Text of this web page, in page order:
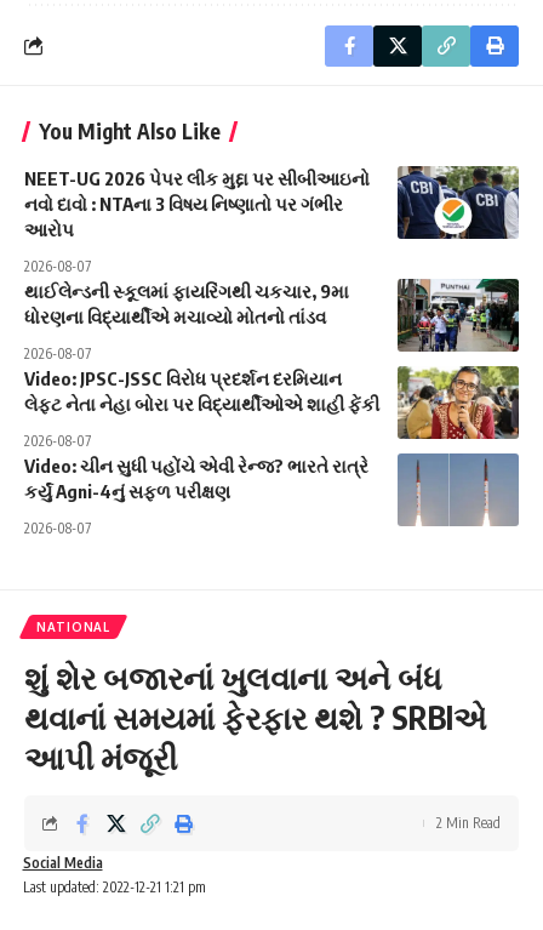
You Might Also Like
NEET-UG 2026 પેપર લીક મુદ્દા પર સીબીઆઇનો
નવો દાવો : NTAના 3 વિષય નિષ્ણાતો પર ગંભીર
આરોપ
2026-08-07
થાઈલેન્ડની સ્કૂલમાં ફાયરિંગથી ચકચાર, 9મા
ધોરણના વિદ્યાર્થીએ મચાવ્યો મોતનો તાંડવ
2026-08-07
Video: JPSC-JSSC વિરોધ પ્રદર્શન દરમિયાન
લેફ્ટ નેતા નેહા બોરા પર વિદ્યાર્થીઓએ શાહી ફેંકી
2026-08-07
Video: ચીન સુધી પહોંચે એવી રેન્જ? ભારતે રાત્રે
કર્યું Agni-4નું સફળ પરીક્ષણ
2026-08-07
NATIONAL
શું શેર બજારનાં ખુલવાના અને બંધ
થવાનાં સમયમાં ફેરફાર થશે ? SRBIએ
આપી મંજૂરી
Last updated: 2022-12-21 1:21 pm
Social Media
2 Min Read